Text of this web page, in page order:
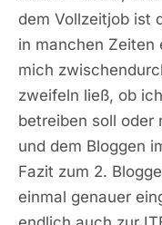
dem Vollzeitjob ist
in manchen Zeiten
mich
zweifeln ließ, ob
betreiben soll
und dem Bloggen
Fazit zum 2.
einmal genauer